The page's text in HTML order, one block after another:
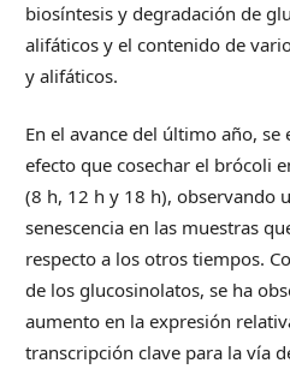
biosíntesis y degradación de
alifáticos y el contenido de
y alifáticos.
En el avance del último año,
efecto que cosechar el brócoli
(8 h, 12 h y 18 h), observando
senescencia en las muestras
respecto a los otros tiempos.
de los glucosinolatos, se ha
aumento en la expresión
transcripción clave para la vía